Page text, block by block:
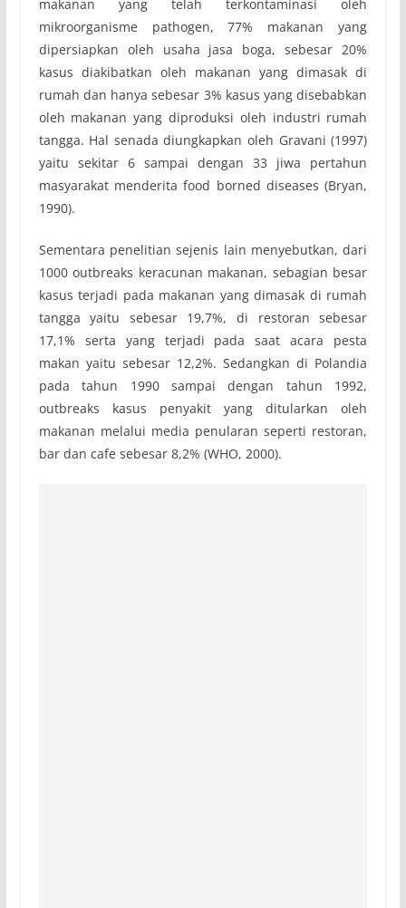
makanan yang telah terkontaminasi oleh
mikroorganisme pathogen, 77% makanan yang
dipersiapkan oleh usaha jasa boga, sebesar 20%
kasus diakibatkan oleh makanan yang dimasak di
rumah dan hanya sebesar 3% kasus yang disebabkan
oleh makanan yang diproduksi oleh industri rumah
tangga. Hal senada diungkapkan oleh Gravani (1997)
yaitu sekitar 6 sampai dengan 33 jiwa pertahun
masyarakat menderita food borned diseases (Bryan,
1990).
Sementara penelitian sejenis lain menyebutkan, dari
1000 outbreaks keracunan makanan, sebagian besar
kasus terjadi pada makanan yang dimasak di rumah
tangga yaitu sebesar 19,7%, di restoran sebesar
17,1% serta yang terjadi pada saat acara pesta
makan yaitu sebesar 12,2%. Sedangkan di Polandia
pada tahun 1990 sampai dengan tahun 1992,
outbreaks kasus penyakit yang ditularkan oleh
makanan melalui media penularan seperti restoran,
bar dan cafe sebesar 8,2% (WHO, 2000).